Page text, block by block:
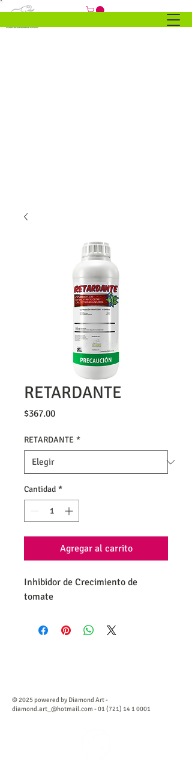
RETARDANTE
$367.00Precio
RETARDANTE *
Cantidad *
Agregar al carrito
Inhibidor de Crecimiento de
tomate
© 2025 powered by Diamond Art -
diamond.art_@hotmail.com -01 (721) 14 1 0001